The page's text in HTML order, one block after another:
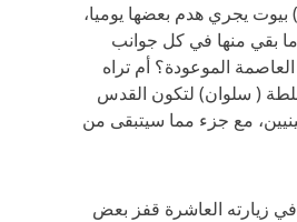
يجري هدم بعضها يوميا،
بقي منها في كل جوانب
الموعودة؟ أم تراه
( سلوان) لتكون القدس
مع جزء مما سيتبقى من
في زيارته العاشرة قفز بعض